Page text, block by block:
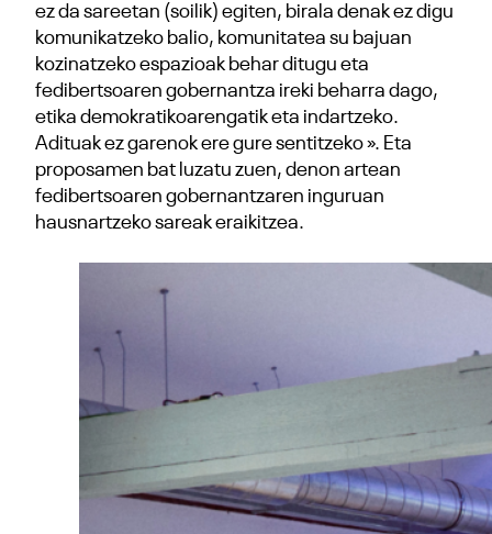
ez da sareetan (soilik) egiten, birala denak ez digu
komunikatzeko balio, komunitatea su bajuan
kozinatzeko espazioak behar ditugu eta
fedibertsoaren gobernantza ireki beharra dago,
etika demokratikoarengatik eta indartzeko.
Adituak ez garenok ere gure sentitzeko ». Eta
proposamen bat luzatu zuen, denon artean
fedibertsoaren gobernantzaren inguruan
hausnartzeko sareak eraikitzea.